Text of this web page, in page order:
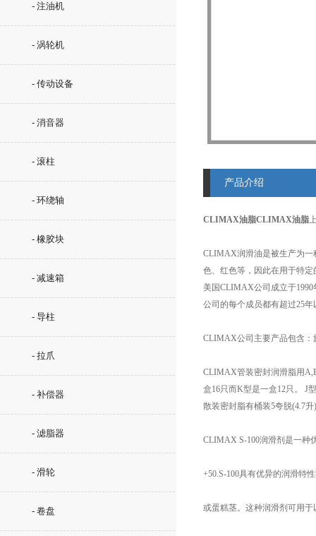
- 注油机
- 涡轮机
- 传动设备
- 消音器
- 滚柱
- 环绕轴
- 橡胶块
- 减速箱
- 导柱
- 拉爪
- 补偿器
- 滤脂器
- 滑轮
- 卷盘
产品介绍
CLIMAX油脂CLIMAX油脂
CLIMAX润滑油是被生产为一
色、红色等，因此在用于特
美国CLIMAX公司成立于1990
公司的每个成员都有超过25
CLIMAX公司主要产品包含：
CLIMAX管装密封润滑脂用
盒16只而K型是一盒12只。 J
散装密封脂有桶装5夸脱(4.7
CLIMAX S-100润滑剂是一种
+50.S-100具有优异的润滑特
或蛋糕茎。这种润滑剂可用